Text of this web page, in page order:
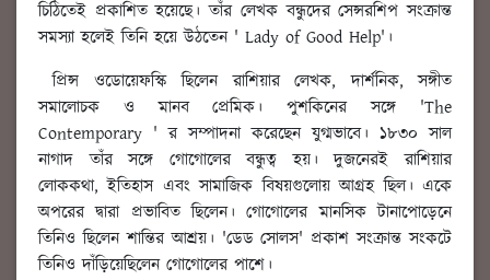
চিঠিতেই প্রকাশিত হয়েছে। তাঁর লেখক বন্ধুদের সেন্সরশিপ সংক্রান্ত
সমস্যা হলেই তিনি হয়ে উঠতেন ' Lady of Good Help'।
প্রিন্স ওডোয়েফস্কি ছিলেন রাশিয়ার লেখক, দার্শনিক, সঙ্গীত
সমালোচক ও মানব প্রেমিক। পুশকিনের সঙ্গে 'The
Contemporary ' র সম্পাদনা করেছেন যুগ্মভাবে। ১৮৩০ সাল
নাগাদ তাঁর সঙ্গে গোগোলের বন্ধুত্ব হয়। দুজনেরই রাশিয়ার
লোককথা, ইতিহাস এবং সামাজিক বিষয়গুলোয় আগ্রহ ছিল। একে
অপরের দ্বারা প্রভাবিত ছিলেন। গোগোলের মানসিক টানাপোড়েনে
তিনিও ছিলেন শান্তির আশ্রয়। 'ডেড সোলস' প্রকাশ সংক্রান্ত সংকটে
তিনিও দাঁড়িয়েছিলেন গোগোলের পাশে।